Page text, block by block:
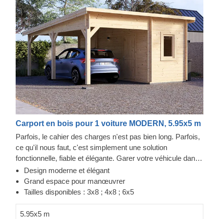
Carport en bois pour 1 voiture MODERN, 5.95x5 m
Parfois, le cahier des charges n'est pas bien long. Parfois,
ce qu'il nous faut, c'est simplement une solution
fonctionnelle, fiable et élégante. Garer votre véhicule dans
cette structure peut se faire tous les jours, grâce à ce
parking couvert avec stockage. Fabriqué en bois de
conifère à croissance lente, le MODERN offre une
supplémentaires peuvent être d'une aide précieuse pour
Design moderne et élégant
Grand espace pour manœuvrer
Tailles disponibles : 3x8 ; 4x8 ; 6x5
5.95x5 m